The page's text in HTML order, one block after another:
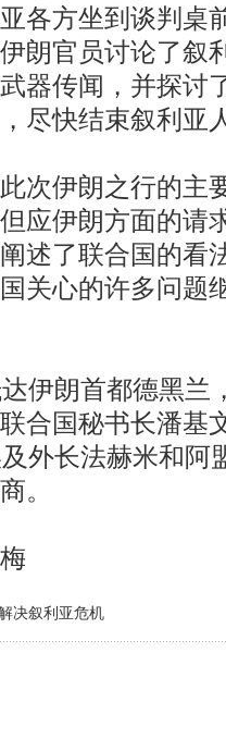
各方坐到谈判桌
朗官员讨论了叙
器传闻，并探讨
尽快结束叙利亚
伊朗之行的主
应伊朗方面的请
述了联合国的看
关心的许多问题
朗首都德黑兰
合国秘书长潘基
外长法赫米和阿
。
决叙利亚危机